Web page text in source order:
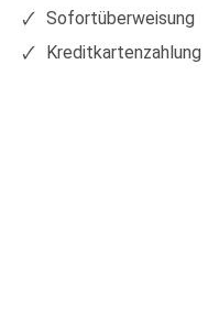
Sofortüberweisung
Kreditkartenzahlung